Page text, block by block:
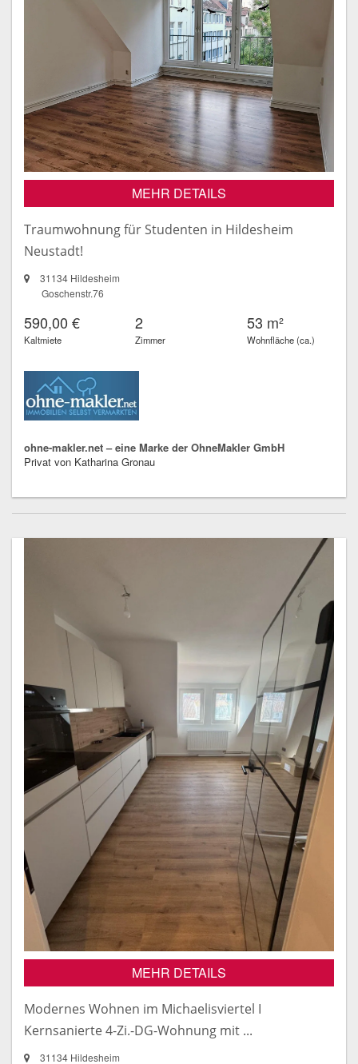
MEHR DETAILS
Traumwohnung für Studenten in Hildesheim
Neustadt!
31134 Hildesheim
Goschenstr.76
590,00 €
Kaltmiete
2
Zimmer
53 m²
Wohnfläche (ca.)
ohne-makler.net – eine Marke der OhneMakler GmbH
Privat von Katharina Gronau
MEHR DETAILS
Modernes Wohnen im Michaelisviertel I
Kernsanierte 4-Zi.-DG-Wohnung mit ...
31134 Hildesheim